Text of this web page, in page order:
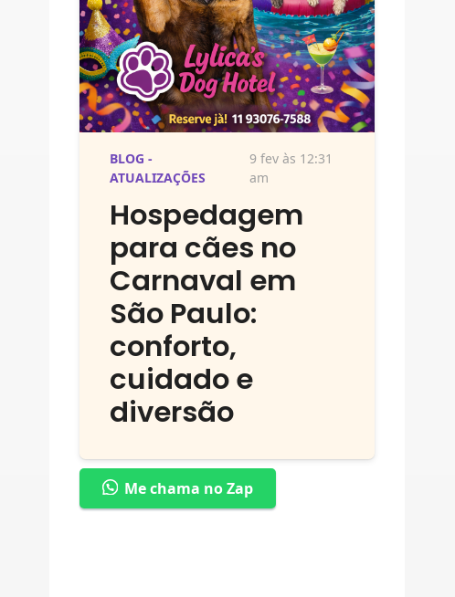
BLOG -
ATUALIZAÇÕES
9 fev às 12:31
am
Hospedagem
para cães no
Carnaval em
São Paulo:
conforto,
cuidado e
diversão
Me chama no Zap